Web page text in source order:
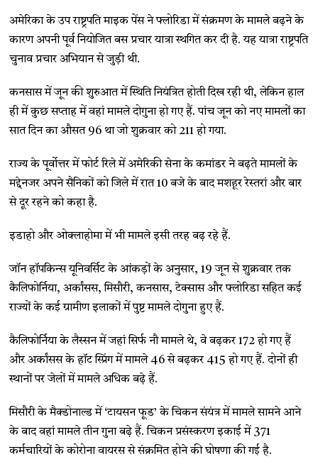
अमेरिका के उप राष्ट्रपति माइक पेंस ने फ्लोरिडा में संक्रमण के मामले बढ़ने के
कारण अपनी पूर्व नियोजित बस प्रचार यात्रा स्थगित कर दी है. यह यात्रा राष्ट्रपति
चुनाव प्रचार अभियान से जुड़ी थी.
कनसास में जून की शुरुआत में स्थिति नियंत्रित होती दिख रही थी, लेकिन हाल
ही में कुछ सप्ताह में वहां मामले दोगुना हो गए हैं. पांच जून को नए मामलों का
सात दिन का औसत 96 था जो शुक्रवार को 211 हो गया.
राज्य के पूर्वोत्तर में फोर्ट रिले में अमेरिकी सेना के कमांडर ने बढ़ते मामलों के
मद्देनजर अपने सैनिकों को जिले में रात 10 बजे के बाद मशहूर रेस्तरां और बार
से दूर रहने को कहा है.
इडाहो और ओक्लाहोमा में भी मामले इसी तरह बढ़ रहे हैं.
जॉन हॉपकिन्स यूनिवर्सिट के आंकड़ों के अनुसार, 19 जून से शुक्रवार तक
कैलिफोर्निया, अर्कांसस, मिसौरी, कनसास, टेक्सास और फ्लोरिडा सहित कई
राज्यों के कई ग्रामीण इलाकों में पुष्ट मामले दोगुना हुए हैं.
कैलिफोर्निया के लैस्सन में जहां सिर्फ नौ मामले थे, वे बढ़कर 172 हो गए हैं
और अर्कांसस के हॉट स्प्रिंग में मामले 46 से बढ़कर 415 हो गए हैं. दोनों ही
स्थानों पर जेलों में मामले अधिक बढ़े हैं.
मिसौरी के मैक्डोनाल्ड में ‘टायसन फूड’ के चिकन संयंत्र में मामले सामने आने
के बाद वहां मामले तीन गुना बढ़े हैं. चिकन प्रसंस्करण इकाई में 371
कर्मचारियों के कोरोना वायरस से संक्रमित होने की घोषणा की गई है.